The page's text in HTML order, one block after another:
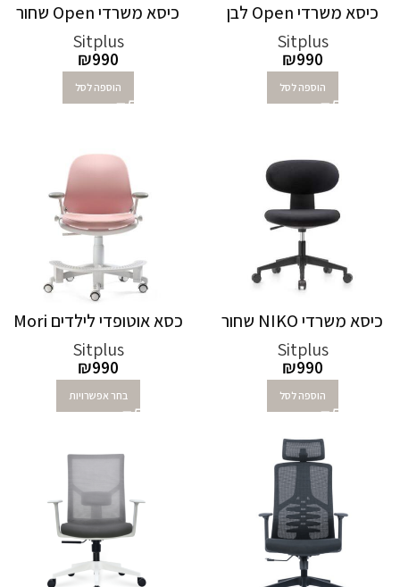
כיסא משרדי Open לבן
Sitplus
₪990
הוספה לסל
כיסא משרדי Open שחור
Sitplus
₪990
הוספה לסל
כיסא משרדי NIKO שחור
Sitplus
₪990
הוספה לסל
כסא אוטופדי לילדים Mori
Sitplus
₪990
בחר אפשרויות